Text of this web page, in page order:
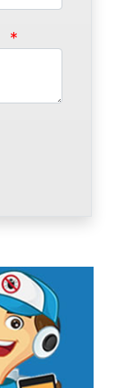
*